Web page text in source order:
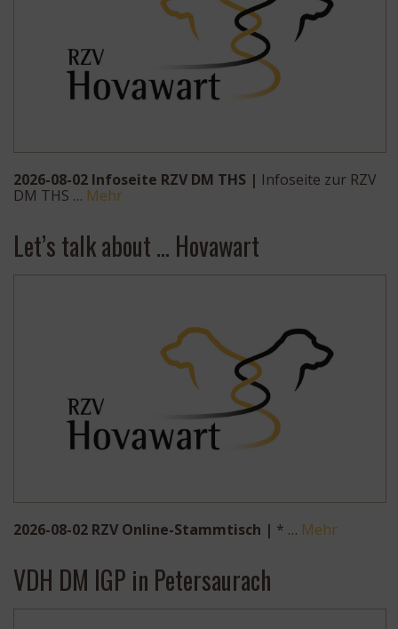
2026-08-02 Infoseite RZV DM THS | Infoseite zur RZV
DM THS … Mehr
Let’s talk about … Hovawart
2026-08-02 RZV Online-Stammtisch | * … Mehr
VDH DM IGP in Petersaurach